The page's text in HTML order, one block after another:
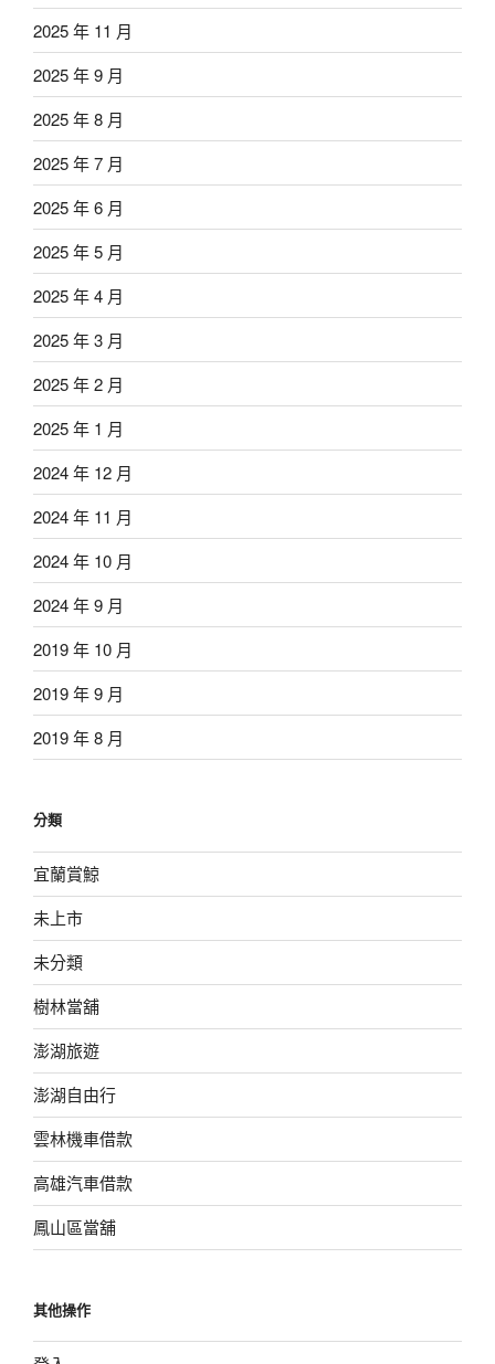
2025 年 11 月
2025 年 9 月
2025 年 8 月
2025 年 7 月
2025 年 6 月
2025 年 5 月
2025 年 4 月
2025 年 3 月
2025 年 2 月
2025 年 1 月
2024 年 12 月
2024 年 11 月
2024 年 10 月
2024 年 9 月
2019 年 10 月
2019 年 9 月
2019 年 8 月
分類
宜蘭賞鯨
未上市
未分類
樹林當舖
澎湖旅遊
澎湖自由行
雲林機車借款
高雄汽車借款
鳳山區當舖
其他操作